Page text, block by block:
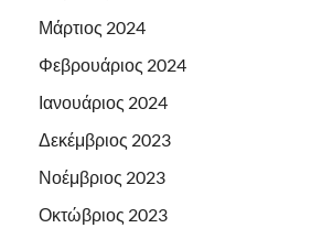
Μάρτιος 2024
Φεβρουάριος 2024
Ιανουάριος 2024
Δεκέμβριος 2023
Νοέμβριος 2023
Οκτώβριος 2023